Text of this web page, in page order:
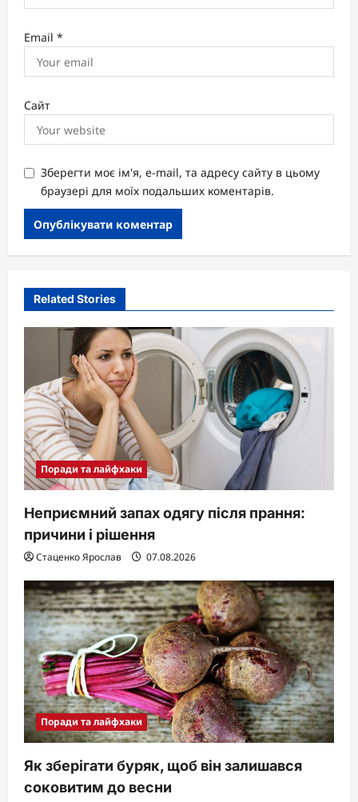
Email *
Сайт
Зберегти моє ім'я, e-mail, та адресу сайту в цьому
браузері для моїх подальших коментарів.
Related Stories
Поради та лайфхаки
Неприємний запах одягу після прання:
причини і рішення
Стаценко Ярослав 07.08.2026
Поради та лайфхаки
Як зберігати буряк, щоб він залишався
соковитим до весни